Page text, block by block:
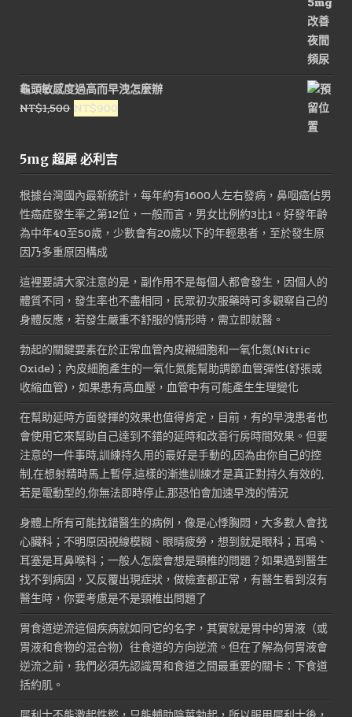
龜頭敏感度過高而早洩怎麼辦
NT$1,500 原
格：
NT$900
5mg 超犀 必利吉
根據台灣國內最新統計，每年約有1600人左右發病，鼻咽癌佔男
性癌症發生率之第12位，一般而言，男女比例約3比1。好發年齡
為中年40至50歲，少數會有20歲以下的年輕患者，至於發生原
因乃多重原因構成
這裡要請大家注意的是，副作用不是每個人都會發生，因個人的
體質不同，發生率也不盡相同，民眾初次服藥時可多觀察自己的
身體反應，若發生嚴重不舒服的情形時，需立即就醫。
勃起的關鍵要素在於正常血管內皮襯細胞和一氧化氮(Nitric
Oxide)；內皮細胞產生的一氧化氮能幫助調節血管彈性(舒張或
收縮血管)，如果患有高血壓，血管中有可能產生生理變化
在幫助延時方面發揮的效果也值得肯定，目前，有的早洩患者也
會使用它來幫助自己達到不錯的延時和改善行房時間效果。但要
注意的一件事時,訓練持久用的最好是手動的,因為由你自己的控
制,在想射精時馬上暫停,這樣的漸進訓練才是真正對持久有效的,
若是電動型的,你無法即時停止,那恐怕會加速早洩的情況
身體上所有可能找錯醫生的病例，像是心悸胸悶，大多數人會找
心臟科；不明原因視線模糊、眼睛疲勞，想到就是眼科；耳鳴、
耳塞是耳鼻喉科；一般人怎麼會想是頸椎的問題？如果遇到醫生
找不到病因，又反覆出現症狀，做檢查都正常，有醫生看到沒有
醫生時，你要考慮是不是頸椎出問題了
胃食道逆流這個疾病就如同它的名字，其實就是胃中的胃液（或
胃液和食物的混合物）往食道的方向逆流。但在了解為何胃液會
逆流之前，我們必須先認識胃和食道之間最重要的關卡：下食道
括約肌。